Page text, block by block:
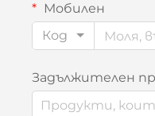
Мобилен
Код
Задължителен